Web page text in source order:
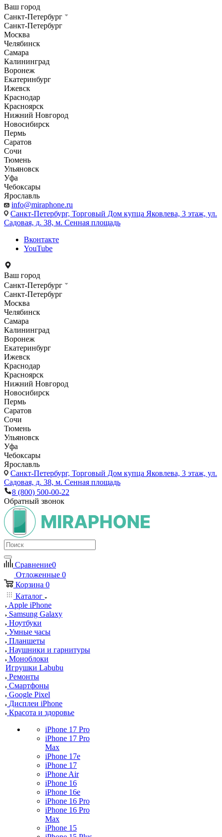
Ваш город
Санкт-Петербург
Санкт-Петербург
Москва
Челябинск
Самара
Калининград
Воронеж
Екатеринбург
Ижевск
Краснодар
Красноярск
Нижний Новгород
Новосибирск
Пермь
Саратов
Сочи
Тюмень
Ульяновск
Уфа
Чебоксары
Ярославль
info@miraphone.ru
Санкт-Петербург, Торговый Дом купца Яковлева, 3 этаж, ул.
Садовая, д. 38, м. Сенная площадь
Вконтакте
YouTube
Ваш город
Санкт-Петербург
Санкт-Петербург
Москва
Челябинск
Самара
Калининград
Воронеж
Екатеринбург
Ижевск
Краснодар
Красноярск
Нижний Новгород
Новосибирск
Пермь
Саратов
Сочи
Тюмень
Ульяновск
Уфа
Чебоксары
Ярославль
Санкт-Петербург, Торговый Дом купца Яковлева, 3 этаж, ул.
Садовая, д. 38, м. Сенная площадь
8 (800) 500-00-22
Обратный звонок
Сравнение0
Отложенные 0
Корзина 0
Каталог
Apple iPhone
Samsung Galaxy
Ноутбуки
Умные часы
Планшеты
Наушники и гарнитуры
Моноблоки
Игрушки Labubu
Ремонты
Смартфоны
Google Pixel
Дисплеи iPhone
Красота и здоровье
iPhone 17 Pro
iPhone 17 Pro
Max
iPhone 17e
iPhone 17
iPhone Air
iPhone 16
iPhone 16e
iPhone 16 Pro
iPhone 16 Pro
Max
iPhone 15